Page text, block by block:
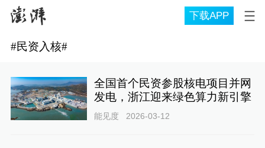
下载APP
#民资入核#
全国首个民资参股核电项目并网
发电，浙江迎来绿色算力新引擎
能见度 2026-03-12